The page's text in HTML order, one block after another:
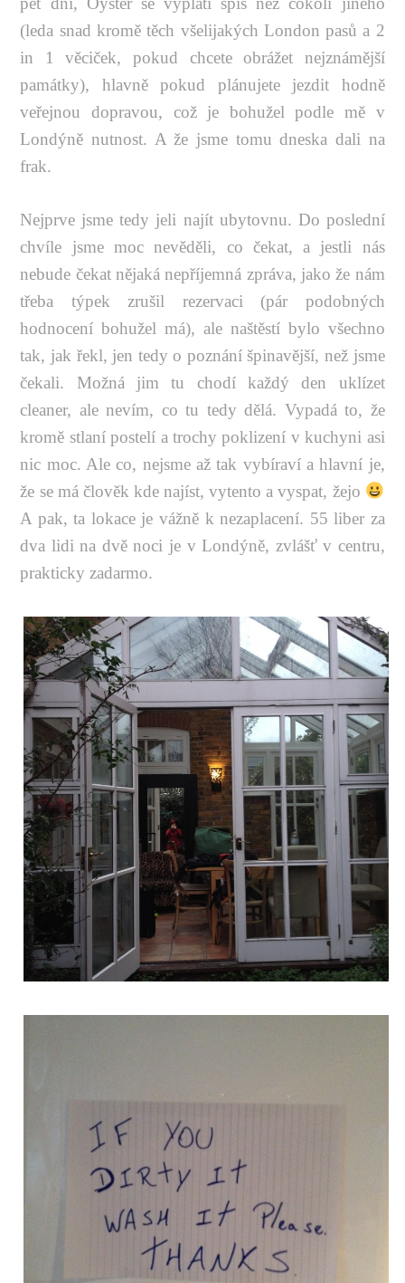
(leda snad kromě těch všelijakých London pasů a 2
in 1 věciček, pokud chcete obrážet nejznámější
památky), hlavně pokud plánujete jezdit hodně
veřejnou dopravou, což je bohužel podle mě v
Londýně nutnost. A že jsme tomu dneska dali na
frak.
Nejprve jsme tedy jeli najít ubytovnu. Do poslední
chvíle jsme moc nevěděli, co čekat, a jestli nás
nebude čekat nějaká nepříjemná zpráva, jako že nám
třeba týpek zrušil rezervaci (pár podobných
hodnocení bohužel má), ale naštěstí bylo všechno
tak, jak řekl, jen tedy o poznání špinavější, než jsme
čekali. Možná jim tu chodí každý den uklízet
cleaner, ale nevím, co tu tedy dělá. Vypadá to, že
kromě stlaní postelí a trochy poklizení v kuchyni asi
nic moc. Ale co, nejsme až tak vybíraví a hlavní je,
že se má člověk kde najíst, vytento a vyspat, žejo
A pak, ta lokace je vážně k nezaplacení. 55 liber za
dva lidi na dvě noci je v Londýně, zvlášť v centru,
prakticky zadarmo.